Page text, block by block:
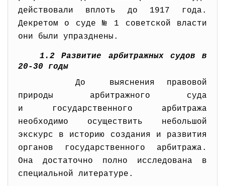
действовали вплоть до 1917 года.
Декретом о суде № 1 советской власти
они были упразднены.
1.2 Развитие арбитражных судов в
20-30 годы
До выяснения правовой
природы арбитражного суда
и государственного арбитража
необходимо осуществить небольшой
экскурс в историю создания и развития
органов государственного арбитража.
Она достаточно полно исследована в
специальной литературе.